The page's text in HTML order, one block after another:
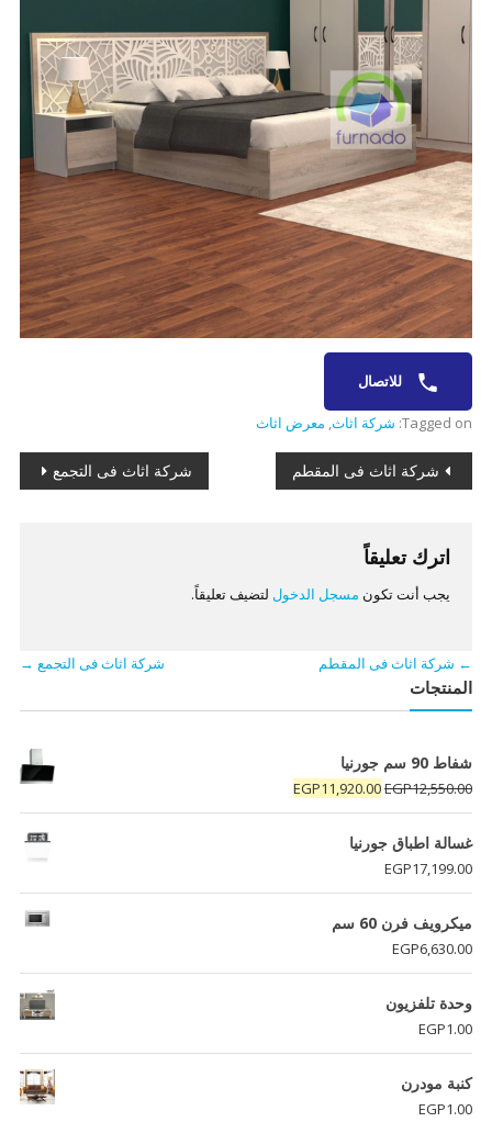
للاتصال
Tagged on: شركة اثاث, معرض اثاث
تصفّح
شركة اثاث فى المقطم شركة اثاث فى التجمع
اترك تعليقاً
يجب أنت تكون مسجل الدخول لتضيف تعليقاً.
← شركة اثاث فى المقطم شركة اثاث فى التجمع →
المنتجات
شفاط 90 سم جورنيا
EGP12,550.00
السعر
الأصلي
هو:
EGP11,920.00
السعر
الحالي
غسالة اطباق جورنيا
EGP17,199.00
ميكرويف فرن 60 سم
EGP6,630.00
وحدة تلفزيون
EGP1.00
كنبة مودرن
EGP1.00